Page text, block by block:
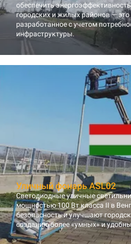
обеспечить
городских и жилых районов —
разработанное с учетом
инфраструктуры.
Уличный фонарь ASL02
Светодиодные уличные
мощностью 100 Вт класса II в
безопасность и улучшают
созданию более «умных» и